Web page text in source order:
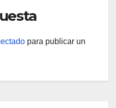
para publicar un